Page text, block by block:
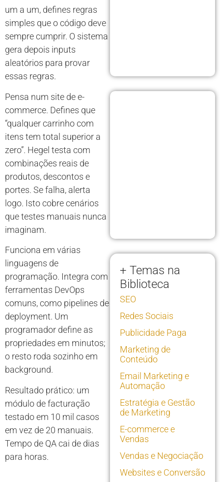
um a um, defines regras
simples que o código deve
sempre cumprir. O sistema
gera depois inputs
aleatórios para provar
essas regras.
Pensa num site de e-
commerce. Defines que
“qualquer carrinho com
itens tem total superior a
zero”. Hegel testa com
combinações reais de
produtos, descontos e
portes. Se falha, alerta
logo. Isto cobre cenários
que testes manuais nunca
imaginam.
Funciona em várias
linguagens de
programação. Integra com
ferramentas DevOps
comuns, como pipelines de
deployment. Um
programador define as
propriedades em minutos;
o resto roda sozinho em
background.
Resultado prático: um
módulo de facturação
testado em 10 mil casos
em vez de 20 manuais.
Tempo de QA cai de dias
para horas.
+ Temas na
Biblioteca
SEO
Redes Sociais
Publicidade Paga
Marketing de
Conteúdo
Email Marketing e
Automação
Estratégia e Gestão
de Marketing
E-commerce e
Vendas
Vendas e Negociação
Websites e Conversão